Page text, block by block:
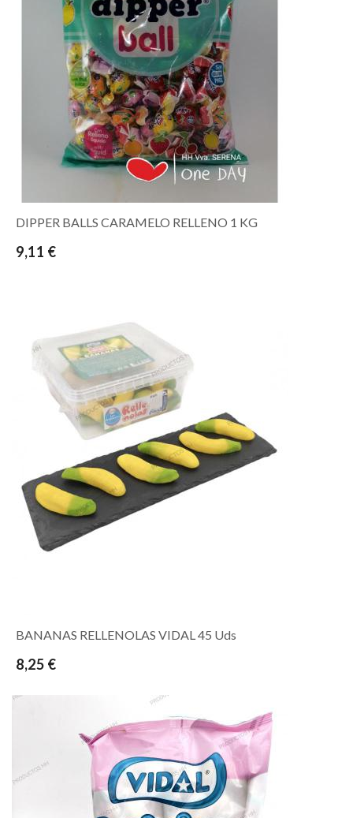
DIPPER BALLS CARAMELO RELLENO 1 KG
9,11 €
BANANAS RELLENOLAS VIDAL 45 Uds
8,25 €